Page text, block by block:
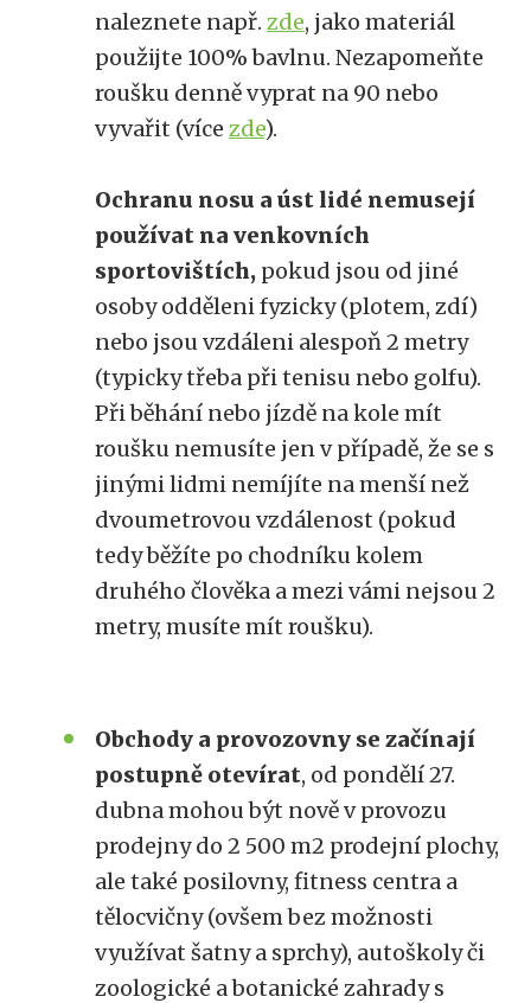
naleznete např. zde, jako materiál
použijte 100% bavlnu. Nezapomeňte
roušku denně vyprat na 90 nebo
vyvařit (více zde).
Ochranu nosu a úst lidé nemusejí
používat na venkovních
sportovištích, pokud jsou od jiné
osoby odděleni fyzicky (plotem, zdí)
nebo jsou vzdáleni alespoň 2 metry
(typicky třeba při tenisu nebo golfu).
Při běhání nebo jízdě na kole mít
roušku nemusíte jen v případě, že se s
jinými lidmi nemíjíte na menší než
dvoumetrovou vzdálenost (pokud
tedy běžíte po chodníku kolem
druhého člověka a mezi vámi nejsou 2
metry, musíte mít roušku).
Obchody a provozovny se začínají
postupně otevírat, od pondělí 27.
dubna mohou být nově v provozu
prodejny do 2 500 m2 prodejní plochy,
ale také posilovny, fitness centra a
tělocvičny (ovšem bez možnosti
využívat šatny a sprchy), autoškoly či
zoologické a botanické zahrady s